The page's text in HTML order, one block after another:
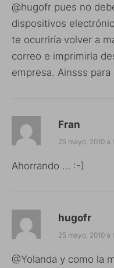
@hugofr pues no
dispositivos
te ocurriría volver a
correo e imprimirla
empresa. Ainsss
Fran
25 mayo, 2010 a
Ahorrando … :-)
hugofr
25 mayo, 2010 a
@Yolanda y como la